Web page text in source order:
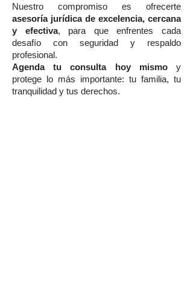
Nuestro compromiso es ofrecerte
asesoría jurídica de excelencia, cercana
y efectiva, para que enfrentes cada
desafío con seguridad y respaldo
profesional.
Agenda tu consulta hoy mismoy
protege lo más importante: tu familia, tu
tranquilidad y tus derechos.